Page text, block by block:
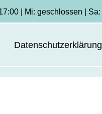
| Mi: geschlossen |
Datenschutzerklärung